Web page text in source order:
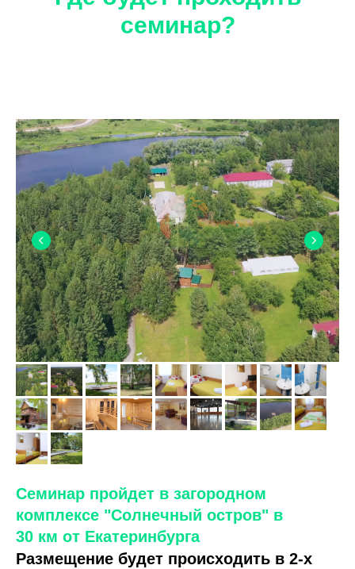
семинар?
Семинар пройдет в загородном
комплексе "Солнечный остров" в
30 км от Екатеринбурга
Размещение будет происходить в 2-х